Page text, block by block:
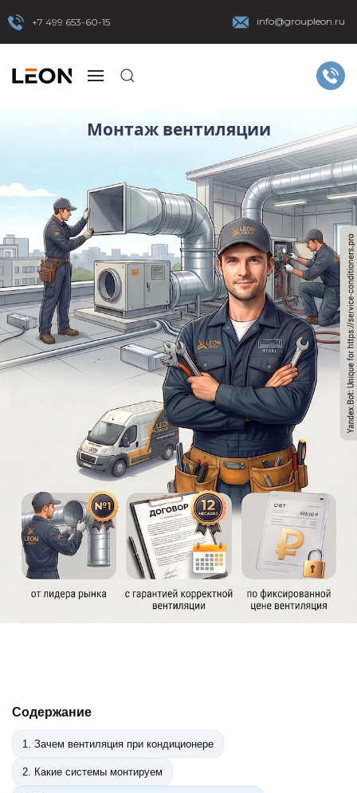
+7 499 653-60-15 info@groupleon.ru
Монтаж вентиляции
Содержание
1. Зачем вентиляция при кондиционере
2. Какие системы монтируем